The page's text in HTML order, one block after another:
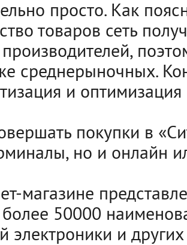
просто. Как
товаров сеть
среднерыночных.
и
покупки в
но и онлайн
магазине
50000
электроники и